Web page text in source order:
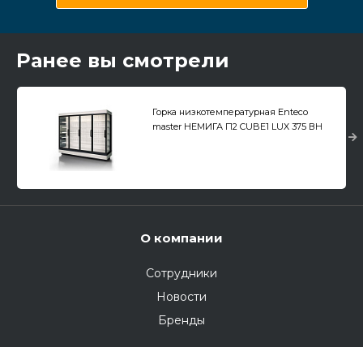
Ранее вы смотрели
Горка низкотемпературная Enteco
master НЕМИГА П2 CUBE1 LUX 375 ВН
О компании
Сотрудники
Новости
Бренды